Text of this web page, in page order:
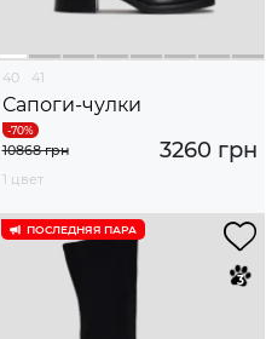
40 41
Сапоги-чулки
3260 грн
10868 грн
1 цвет
ПОСЛЕДНЯЯ ПАРА